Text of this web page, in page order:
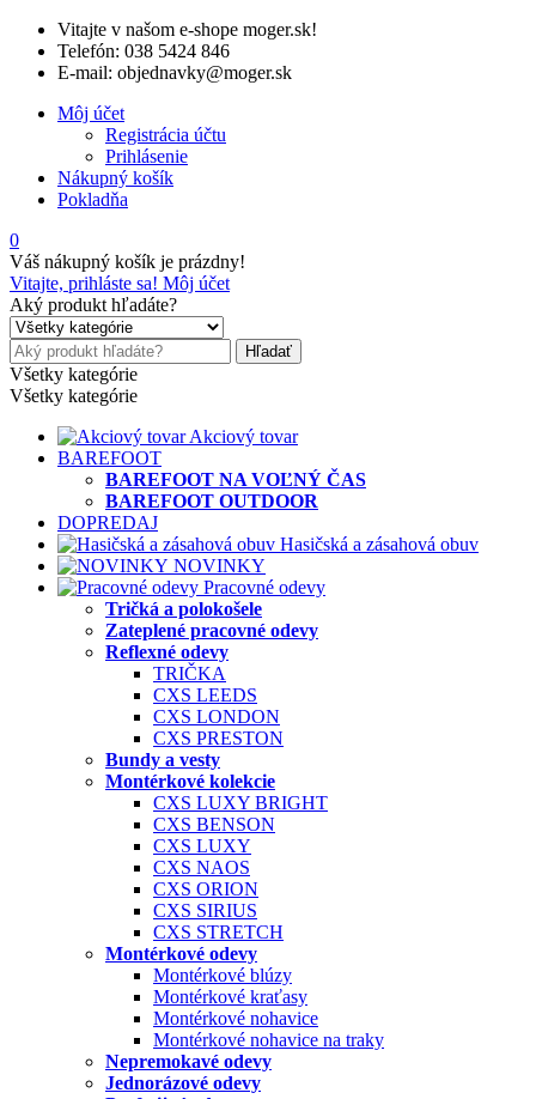
Vitajte v našom e-shope moger.sk!
Telefón: 038 5424 846
E-mail: objednavky@moger.sk
Môj účet
Registrácia účtu
Prihlásenie
Nákupný košík
Pokladňa
0
Váš nákupný košík je prázdny!
Vitajte, prihláste sa! Môj účet
Aký produkt hľadáte?
Hľadať
Všetky kategórie
Všetky kategórie
Akciový tovar
BAREFOOT
BAREFOOT NA VOĽNÝ ČAS
BAREFOOT OUTDOOR
DOPREDAJ
Hasičská a zásahová obuv
NOVINKY
Pracovné odevy
Tričká a polokošele
Zateplené pracovné odevy
Reflexné odevy
TRIČKA
CXS LEEDS
CXS LONDON
CXS PRESTON
Bundy a vesty
Montérkové kolekcie
CXS LUXY BRIGHT
CXS BENSON
CXS LUXY
CXS NAOS
CXS ORION
CXS SIRIUS
CXS STRETCH
Montérkové odevy
Montérkové blúzy
Montérkové kraťasy
Montérkové nohavice
Montérkové nohavice na traky
Nepremokavé odevy
Jednorázové odevy